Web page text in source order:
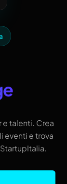
e talenti. Crea
eventi e trova